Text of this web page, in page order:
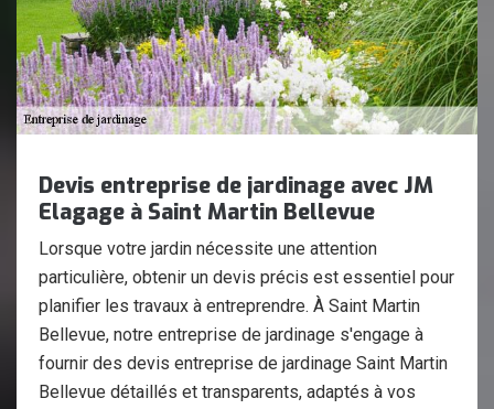
Devis entreprise de jardinage avec JM
Elagage à Saint Martin Bellevue
Lorsque votre jardin nécessite une attention
particulière, obtenir un devis précis est essentiel pour
planifier les travaux à entreprendre. À Saint Martin
Bellevue, notre entreprise de jardinage s'engage à
fournir des devis entreprise de jardinage Saint Martin
Bellevue détaillés et transparents, adaptés à vos